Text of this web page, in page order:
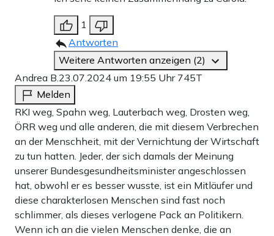
1
Antworten
Weitere Antworten anzeigen (2)
Andrea B. 23.07.2024 um 19:55 Uhr 745T
Melden
RKI weg, Spahn weg, Lauterbach weg, Drosten weg,
ÖRR weg und alle anderen, die mit diesem Verbrechen
an der Menschheit, mit der Vernichtung der Wirtschaft
zu tun hatten. Jeder, der sich damals der Meinung
unserer Bundesgesundheitsminister angeschlossen
hat, obwohl er es besser wusste, ist ein Mitläufer und
diese charakterlosen Menschen sind fast noch
schlimmer, als dieses verlogene Pack an Politikern.
Wenn ich an die vielen Menschen denke, die an